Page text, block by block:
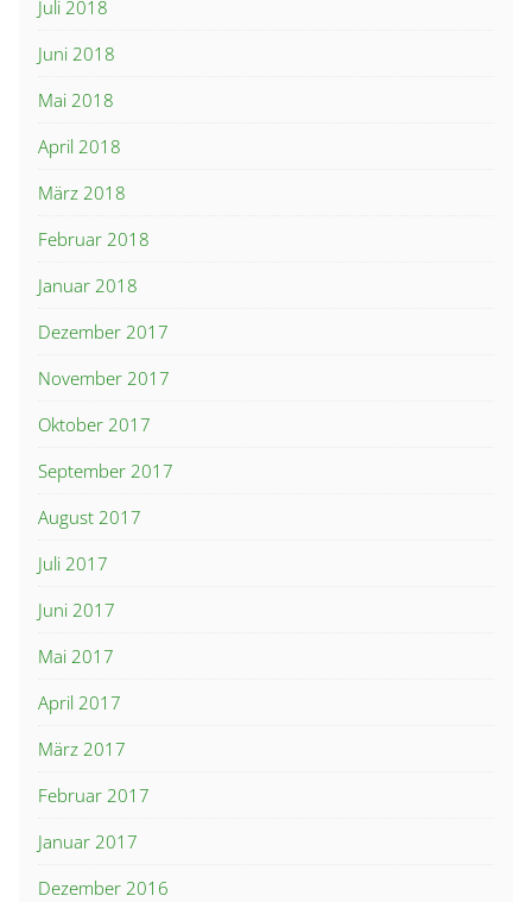
Juli 2018
Juni 2018
Mai 2018
April 2018
März 2018
Februar 2018
Januar 2018
Dezember 2017
November 2017
Oktober 2017
September 2017
August 2017
Juli 2017
Juni 2017
Mai 2017
April 2017
März 2017
Februar 2017
Januar 2017
Dezember 2016